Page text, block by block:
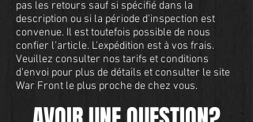
pas les retours sauf si spécifié dans la
description ou si la période d'inspection est
convenue. Il est toutefois possible de nous
confier l'article. L'expédition est à vos frais.
Veuillez consulter nos tarifs et conditions
d'envoi pour plus de détails et consulter le site
War Front le plus proche de chez vous.